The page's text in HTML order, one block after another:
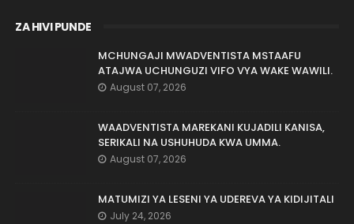
ZA HIVI PUNDE
MCHUNGAJI MWADVENTISTA MSTAAFU
ATAJWA UCHUNGUZI VIFO VYA WAKE WAWILI.
August 07, 2026
WAADVENTISTA MAREKANI KUJADILI KANISA,
SERIKALI NA USHUHUDA KWA UMMA.
August 07, 2026
MATUMIZI YA LESENI YA UDEREVA YA KIDIJITALI
July 24, 2026